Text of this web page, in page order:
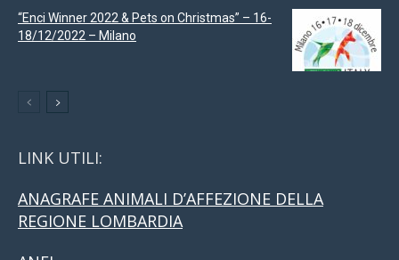
“Enci Winner 2022 & Pets on Christmas” – 16-
18/12/2022 – Milano
LINK UTILI:
ANAGRAFE ANIMALI D’AFFEZIONE DELLA
REGIONE LOMBARDIA